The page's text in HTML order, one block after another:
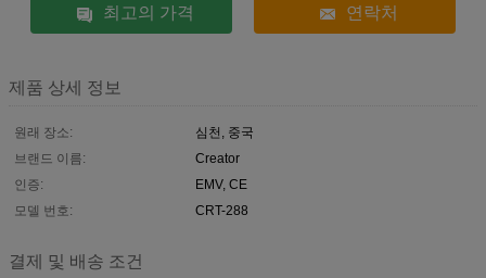
최고의 가격 연락처
제품 상세 정보
원래 장소:
심천, 중국
브랜드 이름:
Creator
인증:
EMV, CE
모델 번호:
CRT-288
결제 및 배송 조건